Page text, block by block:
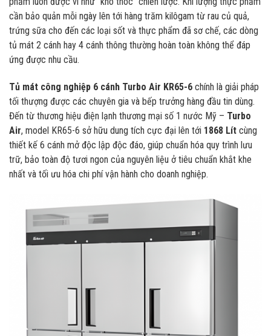
cần bảo quản mỗi ngày lên tới hàng trăm kilôgam từ rau củ quả,
trứng sữa cho đến các loại sốt và thực phẩm đã sơ chế, các dòng
tủ mát 2 cánh hay 4 cánh thông thường hoàn toàn không thể đáp
ứng được nhu cầu.
Tủ mát công nghiệp 6 cánh Turbo Air KR65-6 chính là giải pháp
tối thượng được các chuyên gia và bếp trưởng hàng đầu tin dùng.
Đến từ thương hiệu điện lạnh thương mại số 1 nước Mỹ – Turbo
Air, model KR65-6 sở hữu dung tích cực đại lên tới 1868 Lít cùng
thiết kế 6 cánh mở độc lập độc đáo, giúp chuẩn hóa quy trình lưu
trữ, bảo toàn độ tươi ngon của nguyên liệu ở tiêu chuẩn khắt khe
nhất và tối ưu hóa chi phí vận hành cho doanh nghiệp.